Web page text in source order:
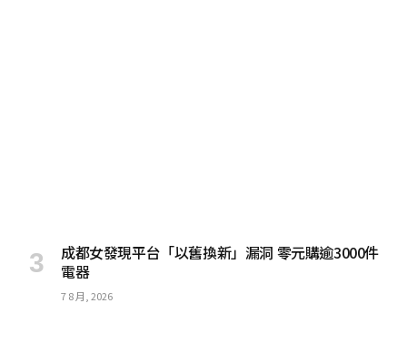
成都女發現平台「以舊換新」漏洞 零元購逾3000件
電器
7 8 月, 2026